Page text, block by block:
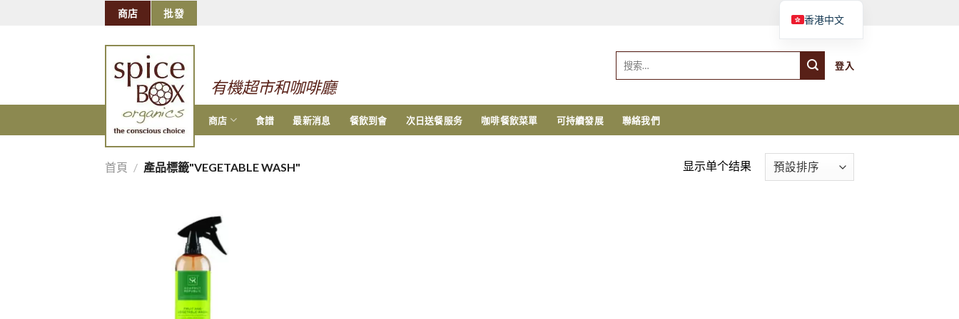
商店 批發 購物車
有機超市和咖啡廳
索：
登入
商店 食譜 最新消息 餐飲到會 次日送餐服务 咖啡餐飲菜單 可持續發展 聯絡我們
首頁 / 產品標籤"VEGETABLE WASH" 显示单个结果
香港中文